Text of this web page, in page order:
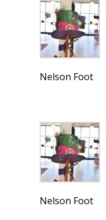
Nelson Foot
Nelson Foot